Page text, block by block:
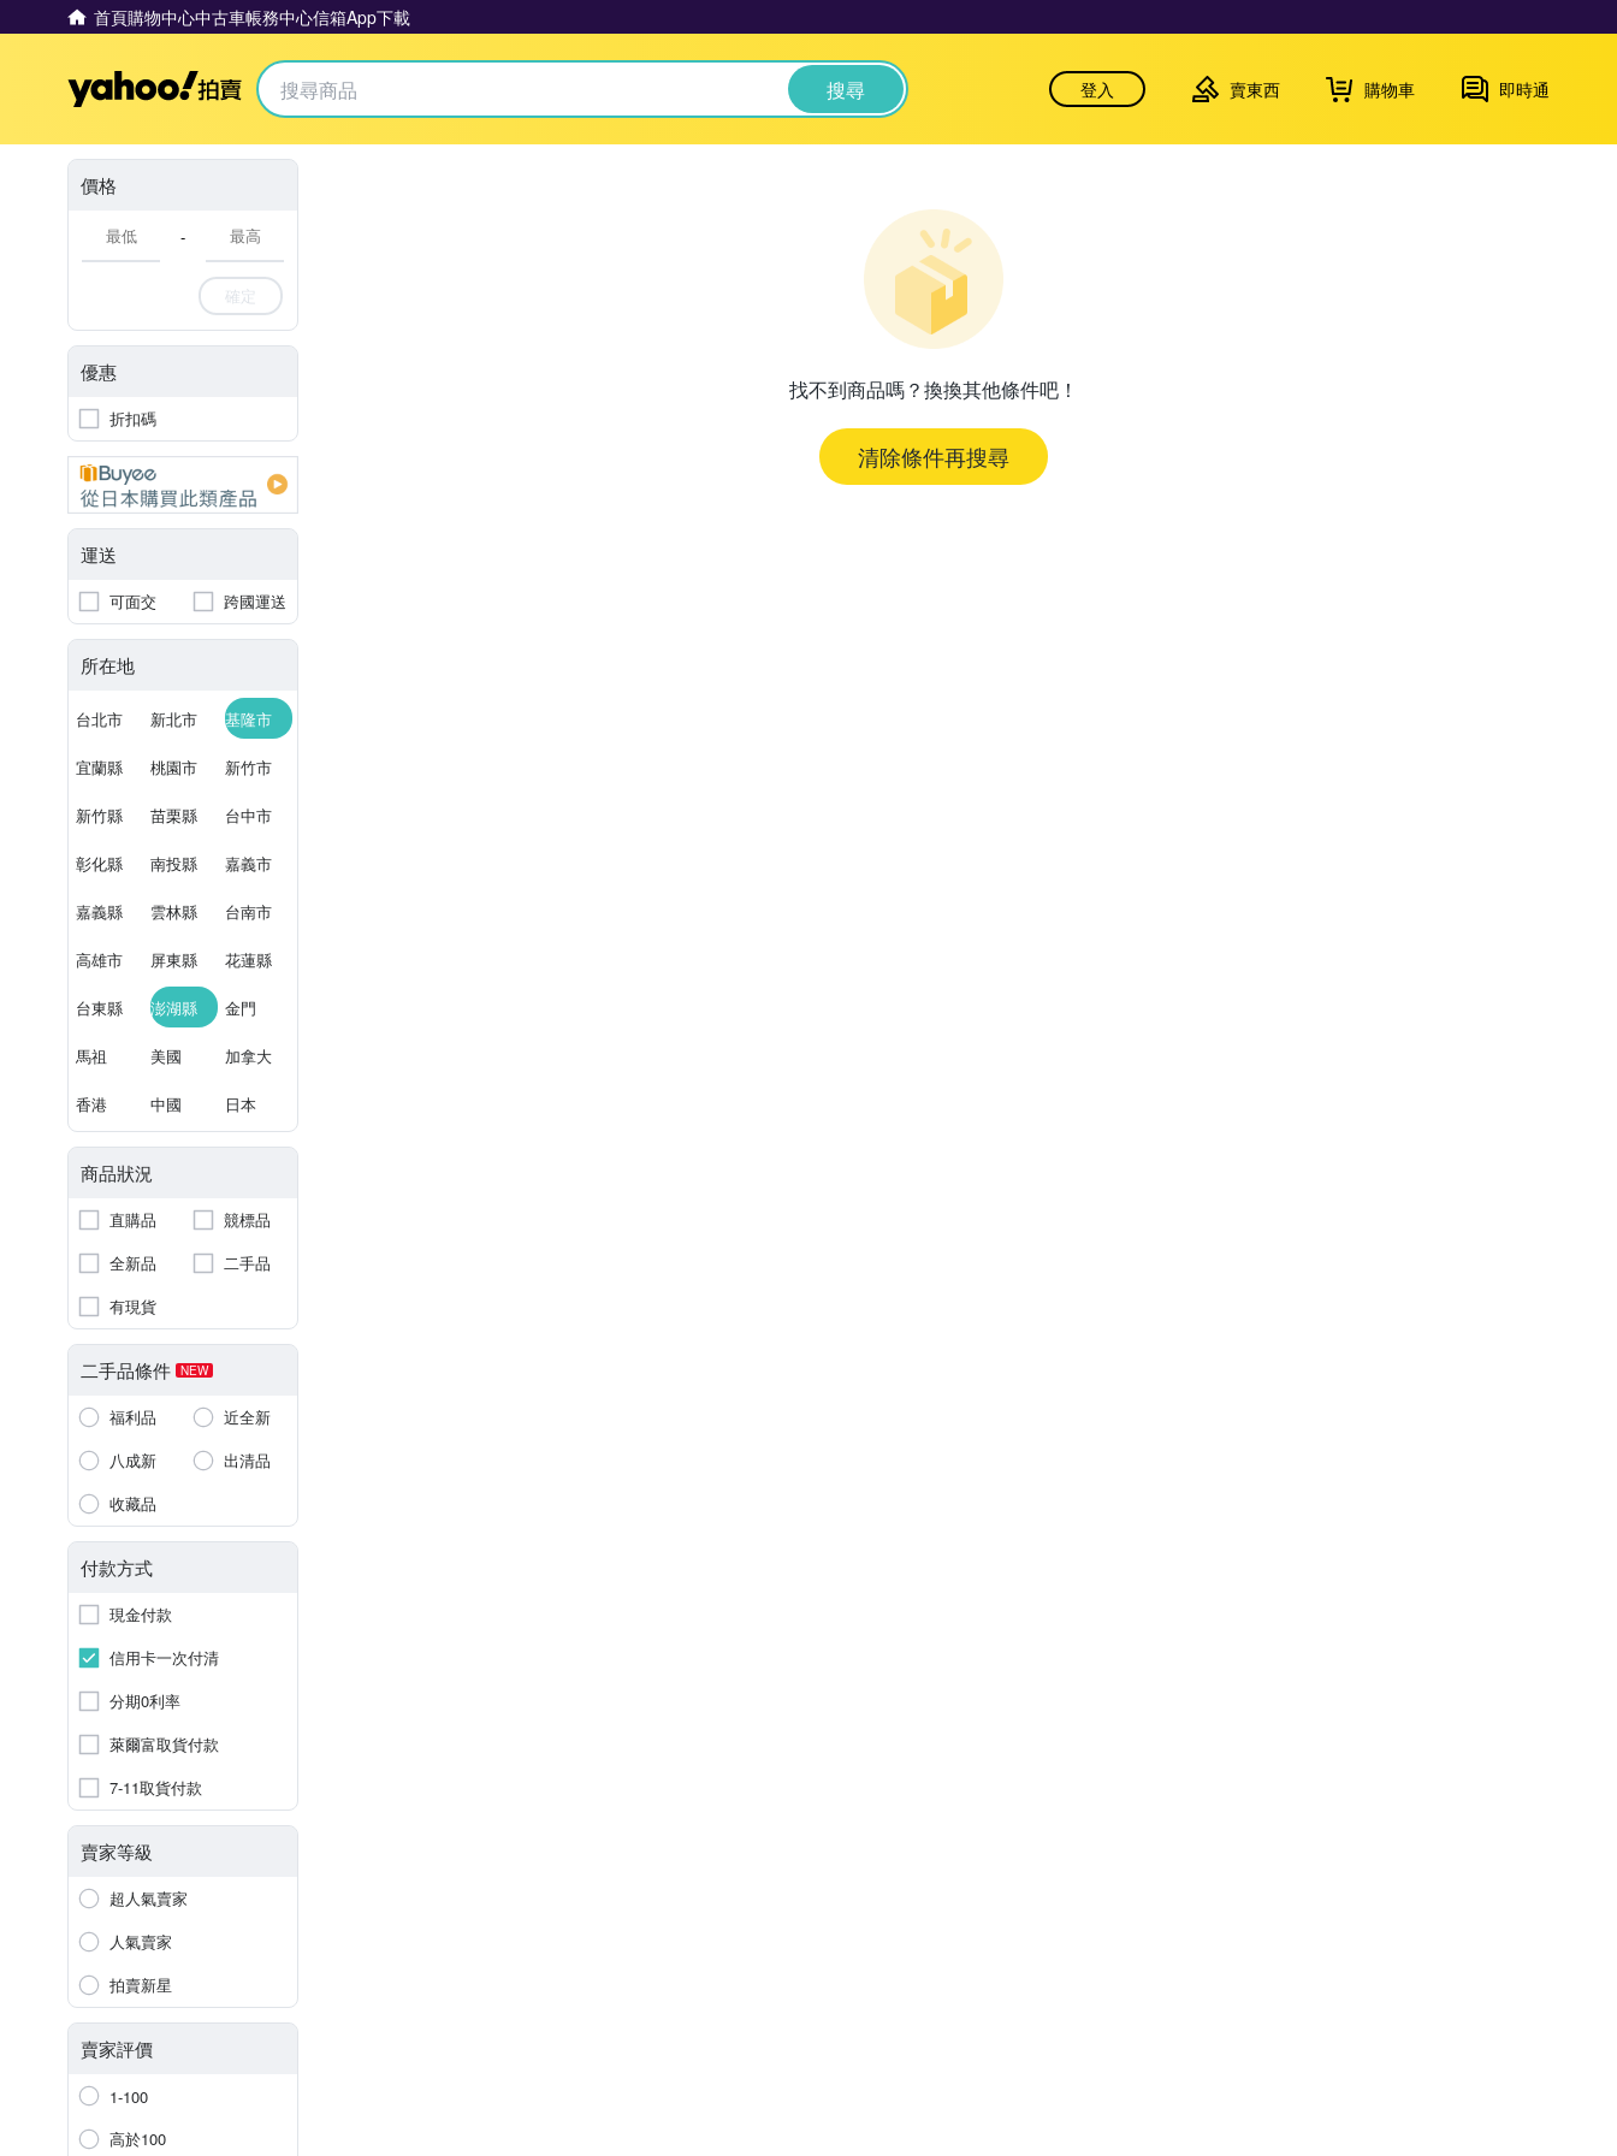
首頁購物中心中古車帳務中心信箱App下載
Yahoo拍賣 搜尋 登入 賣東西 購物車 即時通
價格
-
確定
優惠
折扣碼
運送
可面交 跨國運送
所在地
台北市 新北市 基隆市
宜蘭縣 桃園市 新竹市
新竹縣 苗栗縣 台中市
彰化縣 南投縣 嘉義市
嘉義縣 雲林縣 台南市
高雄市 屏東縣 花蓮縣
台東縣 澎湖縣 金門
馬祖 美國 加拿大
香港 中國 日本
商品狀況
直購品
競標品
全新品
二手品
有現貨
二手品條件 NEW
福利品
近全新
八成新
出清品
收藏品
付款方式
現金付款
信用卡一次付清
分期0利率
萊爾富取貨付款
7-11取貨付款
賣家等級
超人氣賣家
人氣賣家
拍賣新星
賣家評價
1-100
高於100
找不到商品嗎？換換其他條件吧！
清除條件再搜尋